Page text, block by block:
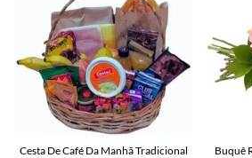
Cesta De Café Da Manhã Tradicional Buquê